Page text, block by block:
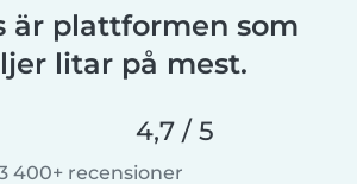
är plattformen som
litar på mest.
4,7 / 5
400+ recensioner